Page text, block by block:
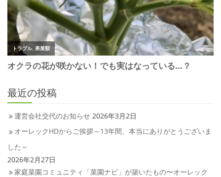
最近の投稿
運営会社交代のお知らせ 2026年3月2日
オーレックHDからご挨拶～13年間、本当にありがとうございま
した～
2026年2月27日
家庭菜園コミュニティ「菜園ナビ」が築いたもの〜オーレック